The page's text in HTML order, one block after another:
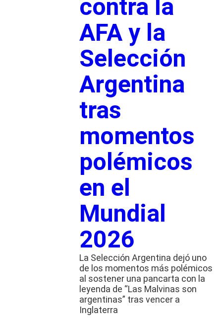
contra la
AFA y la
Selección
Argentina
tras
momentos
polémicos
en el
Mundial
2026
La Selección Argentina dejó uno
de los momentos más polémicos
al sostener una pancarta con la
leyenda de “Las Malvinas son
argentinas” tras vencer a
Inglaterra